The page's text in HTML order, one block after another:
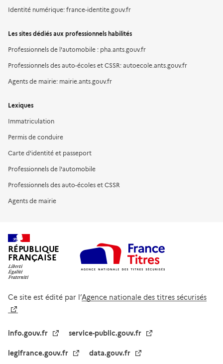
Identité numérique: france-identite.gouv.fr
Les sites dédiés aux professionnels habilités
Professionnels de l'automobile : pha.ants.gouv.fr
Professionnels des auto-écoles et CSSR: autoecole.ants.gouv.fr
Agents de mairie: mairie.ants.gouv.fr
Lexiques
Immatriculation
Permis de conduire
Carte d'identité et passeport
Professionnels de l'automobile
Professionnels des auto-écoles et CSSR
Agents de mairie
RÉPUBLIQUE
FRANÇAISE
Ce site est édité par l’Agence nationale des titres sécurisés
info.gouv.fr service-public.gouv.fr
legifrance.gouv.fr data.gouv.fr